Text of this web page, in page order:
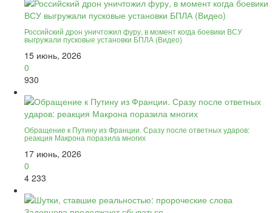
Российский дрон уничтожил фуру, в момент когда боевики ВСУ
выгружали пусковые установки БПЛА (Видео)
15 июнь, 2026
0
930
Обращение к Путину из Франции. Сразу после ответных ударов:
реакция Макрона поразила многих
17 июнь, 2026
0
4 233